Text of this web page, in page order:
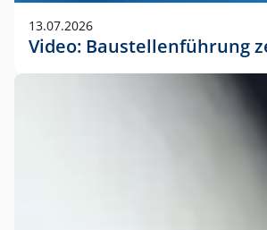
13.07.2026
Video: Baustellenführung